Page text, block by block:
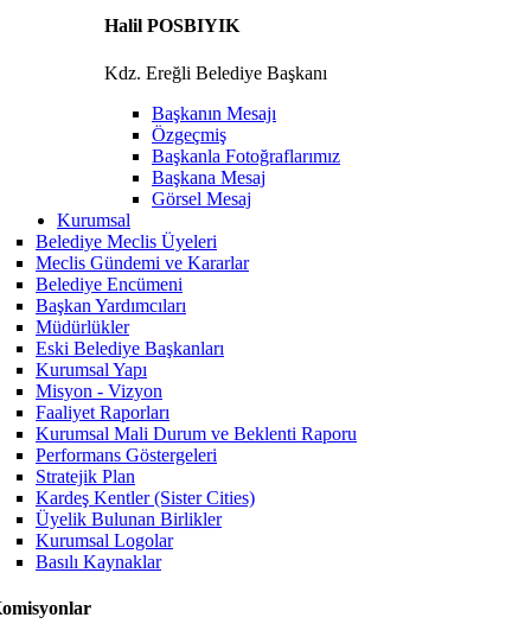
Halil POSBIYIK
Kdz. Ereğli Belediye Başkanı
Başkanın Mesajı
Özgeçmiş
Başkanla Fotoğraflarımız
Başkana Mesaj
Görsel Mesaj
Kurumsal
Belediye Meclis Üyeleri
Meclis Gündemi ve Kararlar
Belediye Encümeni
Başkan Yardımcıları
Müdürlükler
Eski Belediye Başkanları
Kurumsal Yapı
Misyon - Vizyon
Faaliyet Raporları
Kurumsal Mali Durum ve Beklenti Raporu
Performans Göstergeleri
Stratejik Plan
Kardeş Kentler (Sister Cities)
Üyelik Bulunan Birlikler
Kurumsal Logolar
Basılı Kaynaklar